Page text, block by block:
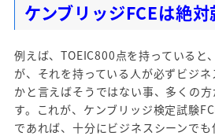
ケンブリッジFCEは絶対
例えば、TOEIC800点を持っていると
が、それを持っている人が必ずビジ
かと言えばそうではない事、多くの
す。これが、ケンブリッジ検定試験
であれば、十分にビジネスシーンで